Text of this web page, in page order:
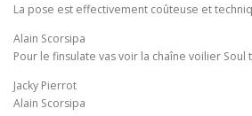
La pose est effectivement coûteuse et
Alain Scorsipa
Pour le finsulate vas voir la chaîne voilier
Jacky Pierrot
Alain Scorsipa